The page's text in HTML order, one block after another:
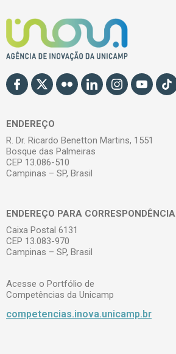
ENDEREÇO
R. Dr. Ricardo Benetton Martins, 1551
Bosque das Palmeiras
CEP 13.086-510
Campinas – SP, Brasil
ENDEREÇO PARA CORRESPONDÊNCIA
Caixa Postal 6131
CEP 13.083-970
Campinas – SP, Brasil
Acesse o Portfólio de
Competências da Unicamp
competencias.inova.unicamp.br